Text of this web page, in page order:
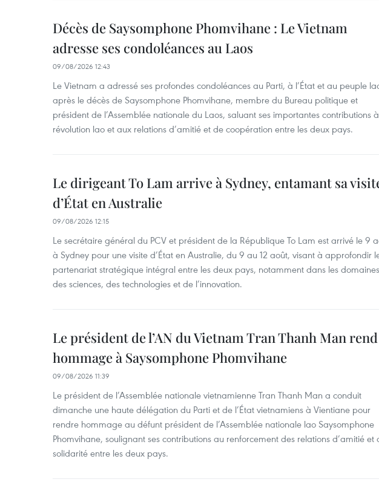
Décès de Saysomphone Phomvihane : Le Vietnam
adresse ses condoléances au Laos
09/08/2026 12:43
Le Vietnam a adressé ses profondes condoléances au Parti, à l’État et au peuple
après le décès de Saysomphone Phomvihane, membre du Bureau politique et
président de l’Assemblée nationale du Laos, saluant ses importantes contributions
révolution lao et aux relations d’amitié et de coopération entre les deux pays.
Le dirigeant To Lam arrive à Sydney, entamant sa
d’État en Australie
09/08/2026 12:15
Le secrétaire général du PCV et président de la République To Lam est arrivé le 9
à Sydney pour une visite d’État en Australie, du 9 au 12 août, visant à approfondir
partenariat stratégique intégral entre les deux pays, notamment dans les domaines
des sciences, des technologies et de l’innovation.
Le président de l’AN du Vietnam Tran Thanh Man rend
hommage à Saysomphone Phomvihane
09/08/2026 11:39
Le président de l’Assemblée nationale vietnamienne Tran Thanh Man a conduit
dimanche une haute délégation du Parti et de l’État vietnamiens à Vientiane pour
rendre hommage au défunt président de l’Assemblée nationale lao Saysomphone
Phomvihane, soulignant ses contributions au renforcement des relations d’amitié et
solidarité entre les deux pays.